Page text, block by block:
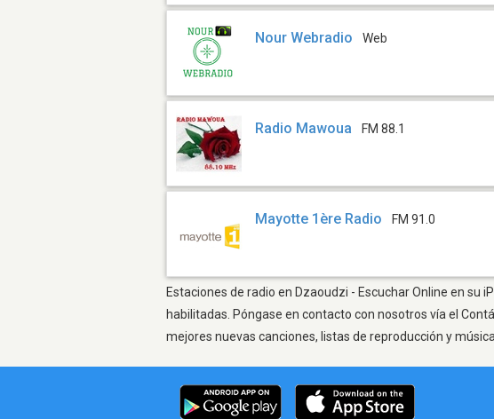
Nour Webradio Web
Radio Mawoua FM 88.1
Mayotte 1ère Radio FM 91.0
Estaciones de radio en Dzaoudzi - Escuchar Online en su
habilitadas. Póngase en contacto con nosotros vía el
mejores nuevas canciones, listas de reproducción y